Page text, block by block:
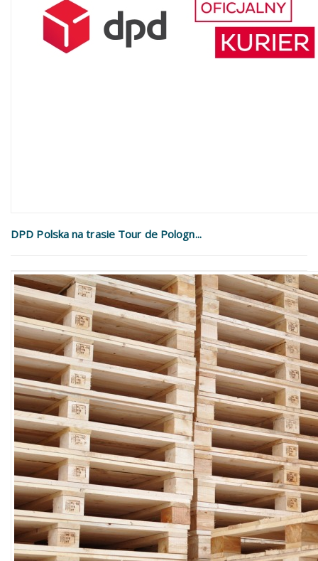
DPD Polska na trasie Tour de Pologn...